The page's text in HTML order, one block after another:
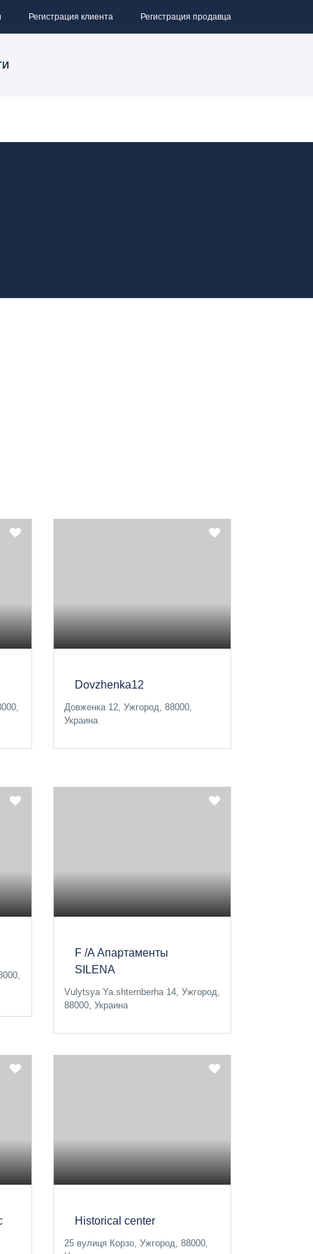
Регистрация клиента Регистрация продавца
Dovzhenka12
Довженка 12, Ужгород, 88000,
Украина
F /A Апартаменты
SILENA
Vulytsya Ya.shternberha 14, Ужгород,
88000, Украина
Historical center
25 вулиця Корзо, Ужгород, 88000,